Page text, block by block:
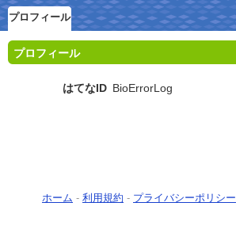
プロフィール
プロフィール
はてなID BioErrorLog
ホーム - 利用規約 - プライバシーポリシー